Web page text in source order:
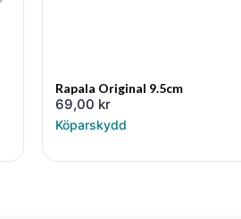
Rapala Original 9.5cm
69,00 kr
Köparskydd